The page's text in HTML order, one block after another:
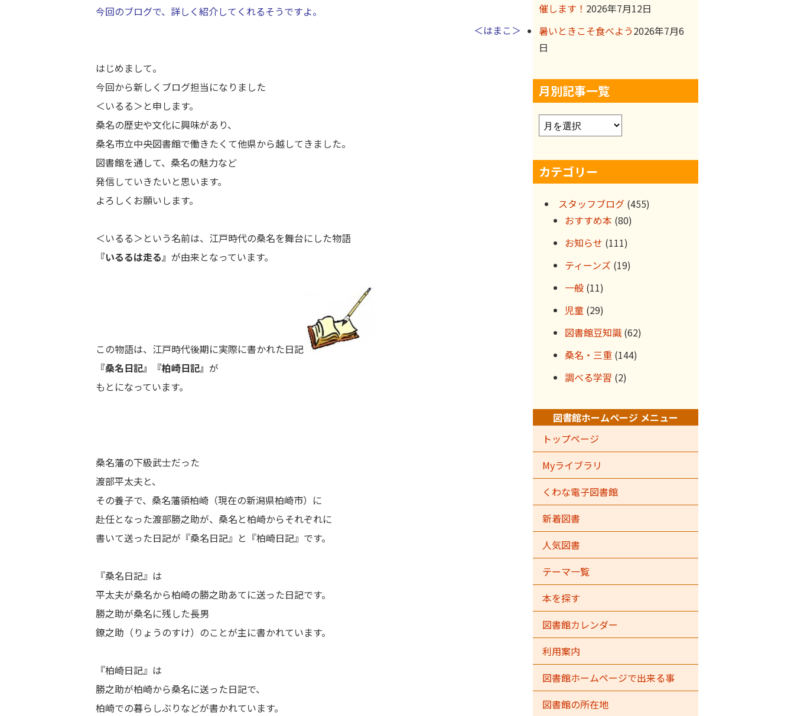
今回のブログで、詳しく紹介してくれるそうですよ。
＜はまこ＞
はじめまして。
今回から新しくブログ担当になりました
＜いるる＞と申します。
桑名の歴史や文化に興味があり、
桑名市立中央図書館で働きたくて他県から越してきました。
図書館を通して、桑名の魅力など
発信していきたいと思います。
よろしくお願いします。
＜いるる＞という名前は、江戸時代の桑名を舞台にした物語
『いるるは走る』 が由来となっています。
この物語は、江戸時代後期に実際に書かれた日記
『桑名日記』『柏崎日記』 が
もとになっています。
桑名藩の下級武士だった
渡部平太夫と、
その養子で、桑名藩領柏崎（現在の新潟県柏崎市）に
赴任となった渡部勝之助が、桑名と柏崎からそれぞれに
書いて送った日記が『桑名日記』と『柏崎日記』です。
『桑名日記』は
平太夫が桑名から柏崎の勝之助あてに送った日記です。
勝之助が桑名に残した長男
鐐之助（りょうのすけ）のことが主に書かれています。
『柏崎日記』は
勝之助が柏崎から桑名に送った日記で、
柏崎での暮らしぶりなどが書かれています。
催します！ 2026年7月12日
暑いときこそ食べよう2026年7月6
日
月別記事一覧
ア
ー
イ
ブ
カテゴリー
スタッフブログ (455)
おすすめ本 (80)
お知らせ (111)
ティーンズ (19)
一般 (11)
児童 (29)
図書館豆知識 (62)
桑名・三重 (144)
調べる学習 (2)
図書館ホームページ メニュー
トップページ
Myライブラリ
くわな電子図書館
新着図書
人気図書
テーマ一覧
本を探す
図書館カレンダー
利用案内
図書館ホームページで出来る事
図書館の所在地